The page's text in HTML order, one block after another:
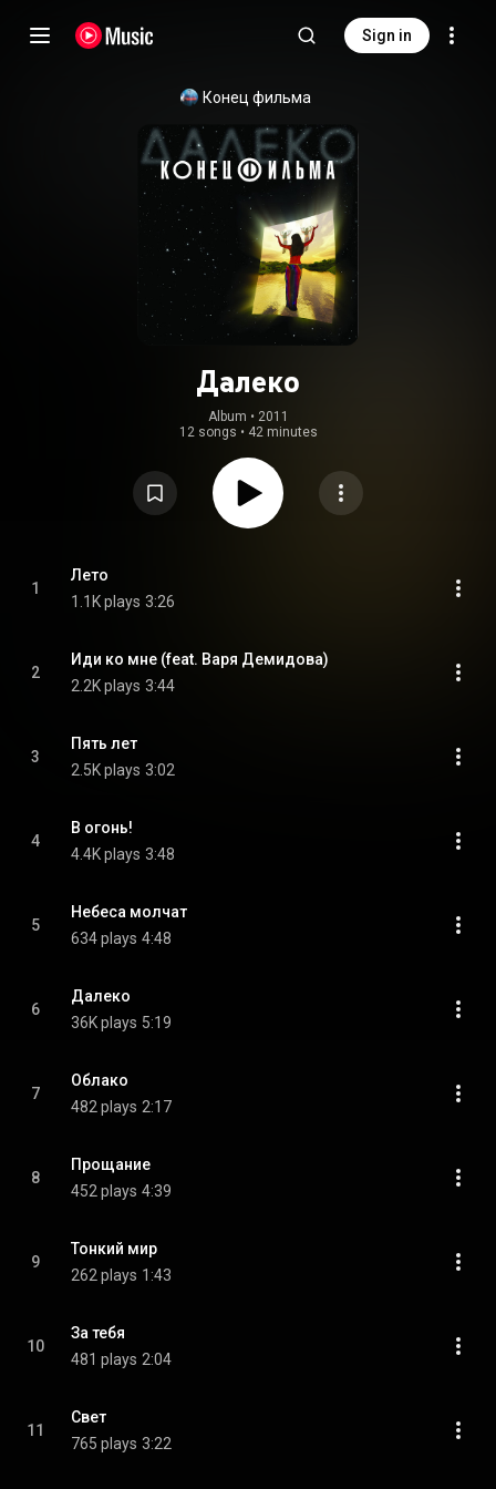
Sign in
Конец фильма
Далеко
Album • 2011
12 songs • 42 minutes
1
Лето
1.1K plays 3:26
2
Иди ко мне (feat. Варя Демидова)
2.2K plays 3:44
3
Пять лет
2.5K plays 3:02
4
В огонь!
4.4K plays 3:48
5
Небеса молчат
634 plays 4:48
6
Далеко
36K plays 5:19
7
Облако
482 plays 2:17
8
Прощание
452 plays 4:39
9
Тонкий мир
262 plays 1:43
10
За тебя
481 plays 2:04
11
Свет
765 plays 3:22